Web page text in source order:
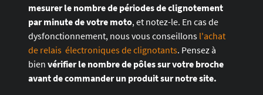
mesurer le nombre de périodes de clignotement
par minute de votre moto, et notez-le. En cas de
dysfonctionnement, nous vous conseillons l'achat
de relais électroniques de clignotants. Pensez à
bien vérifier le nombre de pôles sur votre broche
avant de commander un produit sur notre site.